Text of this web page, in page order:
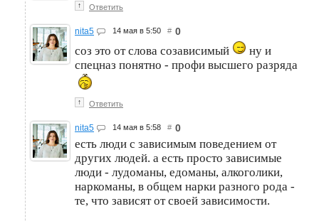
↑ Ответить
nita5 14 мая в 5:50 # 0
соз это от слова созависимый
ну и
спецназ понятно - профи высшего разряда
↑ Ответить
nita5 14 мая в 5:58 # 0
есть люди с зависимым поведением от
других людей. а есть просто зависимые
люди - лудоманы, едоманы, алкоголики,
наркоманы, в общем нарки разного рода -
те, что зависят от своей зависимости.